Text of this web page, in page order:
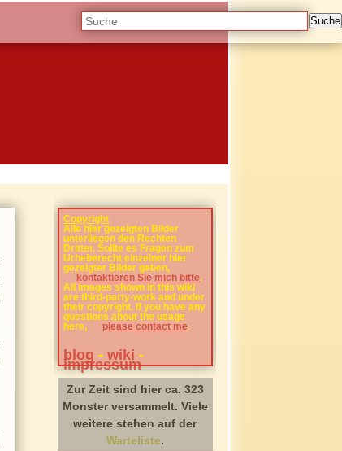
Suche
Copyright
Alle hier gezeigten Bilder
unterliegen den Rechten
Dritter. Sollte es Fragen zum
Urheberecht einzelner hier
gezeigter Bilder geben,
kontaktieren Sie mich bitte.
All images shown in this wiki
are third-party-work and under
their copyright. If you have any
questions about the usage
here,
please contact me.
blog -wiki -
impressum
Zur Zeit sind hier ca. 323
Monster versammelt. Viele
weitere stehen auf der
Warteliste.